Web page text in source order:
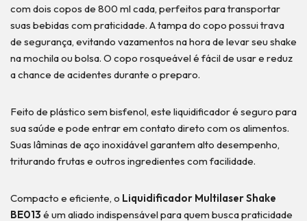
com dois copos de 800 ml cada, perfeitos para transportar
suas bebidas com praticidade. A tampa do copo possui trava
de segurança, evitando vazamentos na hora de levar seu shake
na mochila ou bolsa. O copo rosqueável é fácil de usar e reduz
a chance de acidentes durante o preparo.
Feito de plástico sem bisfenol, este liquidificador é seguro para
sua saúde e pode entrar em contato direto com os alimentos.
Suas lâminas de aço inoxidável garantem alto desempenho,
triturando frutas e outros ingredientes com facilidade.
Compacto e eficiente, o Liquidificador Multilaser Shake
BE013 é um aliado indispensável para quem busca praticidade